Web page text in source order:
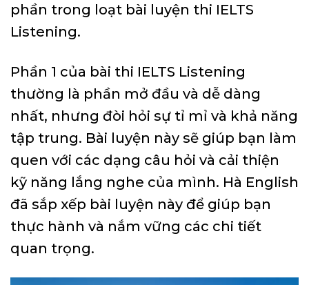
phần trong loạt bài luyện thi IELTS
Listening.
Phần 1 của bài thi IELTS Listening
thường là phần mở đầu và dễ dàng
nhất, nhưng đòi hỏi sự tỉ mỉ và khả năng
tập trung. Bài luyện này sẽ giúp bạn làm
quen với các dạng câu hỏi và cải thiện
kỹ năng lắng nghe của mình. Hà English
đã sắp xếp bài luyện này để giúp bạn
thực hành và nắm vững các chi tiết
quan trọng.